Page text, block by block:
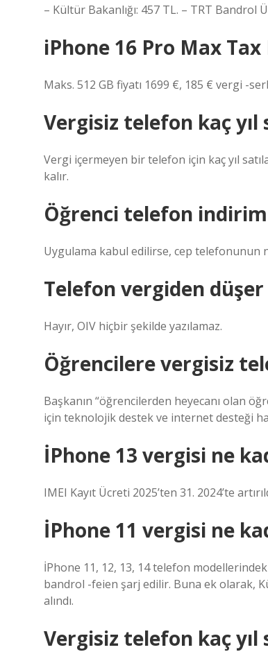
– Kültür Bakanlığı: 457 TL. – TRT Bandrol
iPhone 16 Pro Max
Maks. 512 GB fiyatı 1699 €, 185 € vergi -
Vergisiz telefon kaç yıl
Vergi içermeyen bir telefon için kaç yıl
kalır.
Öğrenci telefon
Uygulama kabul edilirse, cep telefonunun
Telefon vergiden
Hayır, OIV hiçbir şekilde yazılamaz.
Öğrencilere vergisiz
Başkanın “öğrencilerden heyecanı olan
için teknolojik destek ve internet desteği
İPhone 13 vergisi ne
IMEI Kayıt Ücreti 2025’ten 31. 2024’te
İPhone 11 vergisi ne
İPhone 11, 12, 13, 14 telefon
bandrol -feien şarj edilir. Buna ek olarak,
alındı.
Vergisiz telefon kaç yıl